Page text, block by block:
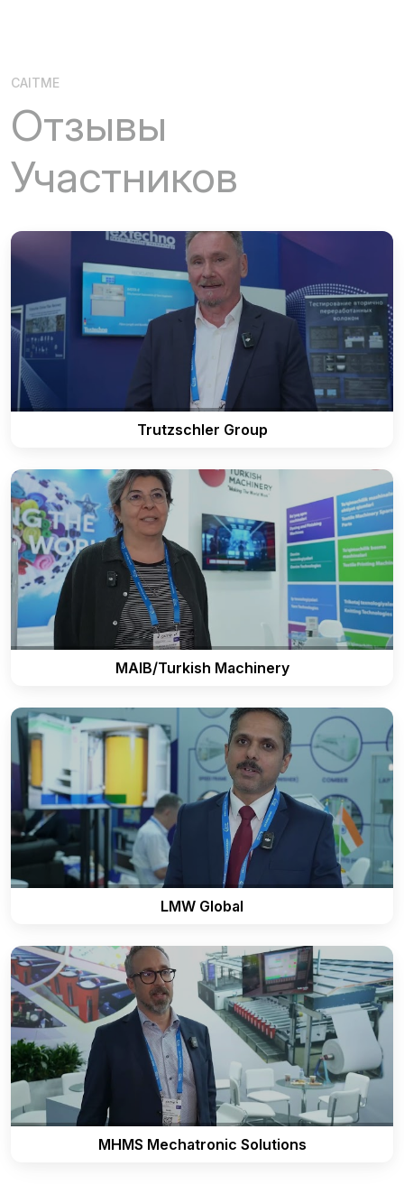
CAITME
Отзывы
Участников
Trutzschler Group
MAIB/Turkish Machinery
LMW Global
MHMS Mechatronic Solutions